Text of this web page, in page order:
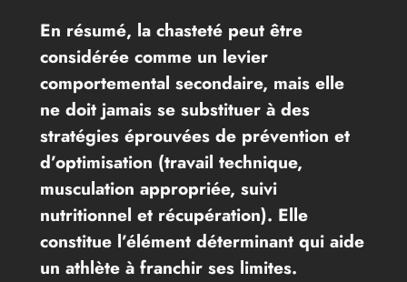
En résumé, la chasteté peut être
considérée comme un levier
comportemental secondaire, mais elle
ne doit jamais se substituer à des
stratégies éprouvées de prévention et
d’optimisation (travail technique,
musculation appropriée, suivi
nutritionnel et récupération). Elle
constitue l’élément déterminant qui aide
un athlète à franchir ses limites.